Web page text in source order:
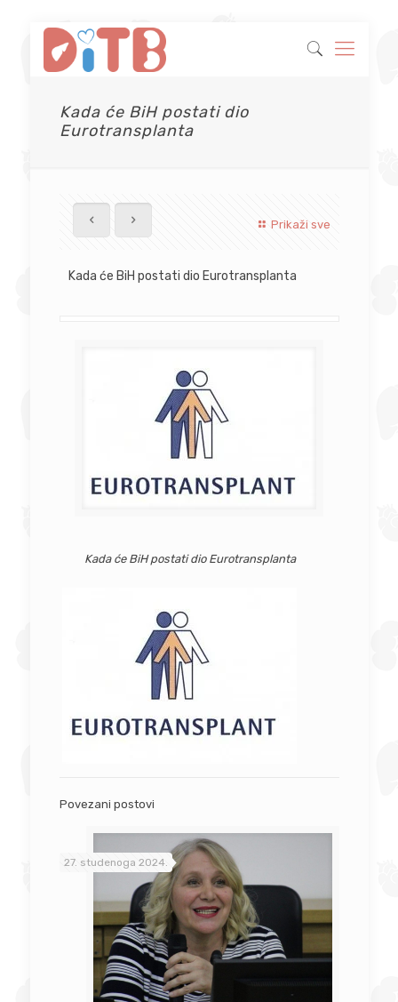
Kada će BiH postati dio
Eurotransplanta
Prikaži sve
Kada će BiH postati dio Eurotransplanta
Kada će BiH postati dio Eurotransplanta
Povezani postovi
27. studenoga 2024.